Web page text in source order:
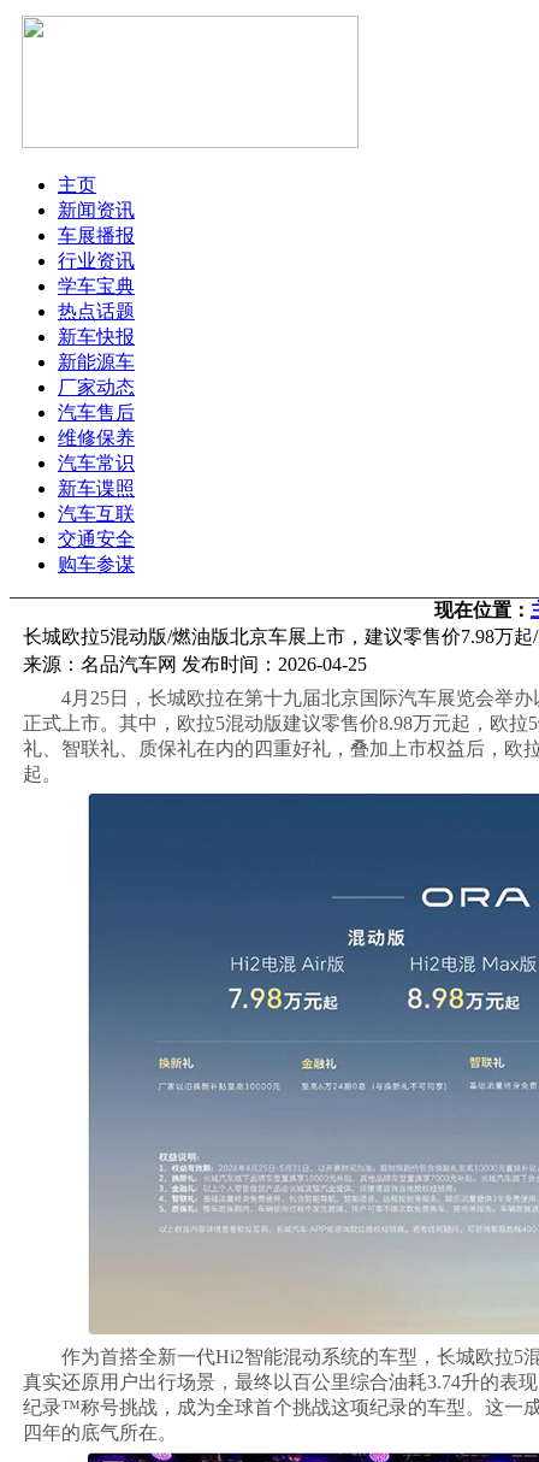
主页
新闻资讯
车展播报
行业资讯
学车宝典
热点话题
新车快报
新能源车
厂家动态
汽车售后
维修保养
汽车常识
新车谍照
汽车互联
交通安全
购车参谋
现在位置：
长城欧拉5混动版/燃油版北京车展上市，建议零售价7.98万起
来源：名品汽车网 发布时间：2026-04-25
4月25日，长城欧拉在第十九届北京国际汽车展览会举
正式上市。其中，欧拉5混动版建议零售价8.98万元起，欧
礼、智联礼、质保礼在内的四重好礼，叠加上市权益后，欧
起。
作为首搭全新一代Hi2智能混动系统的车型，长城欧拉5
真实还原用户出行场景，最终以百公里综合油耗3.74升的表
纪录™称号挑战，成为全球首个挑战这项纪录的车型。这一
四年的底气所在。